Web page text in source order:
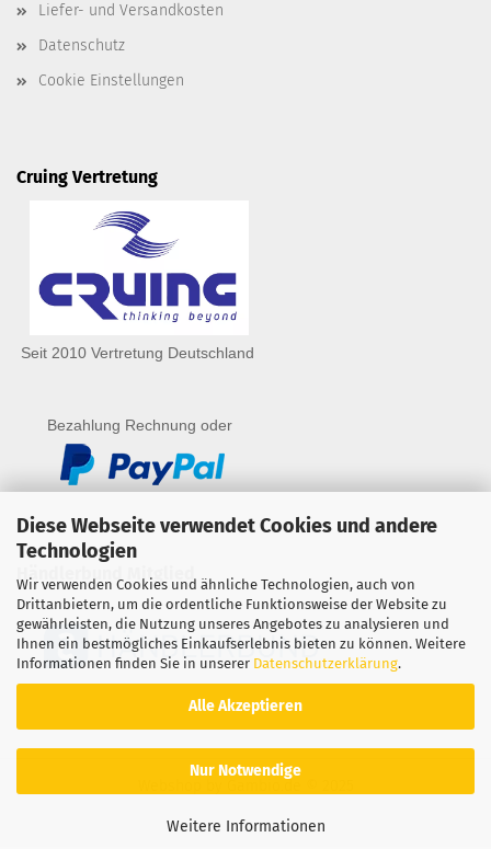
Diese Webseite verwendet Cookies und andere
Technologien
Wir verwenden Cookies und ähnliche Technologien, auch von
Drittanbietern, um die ordentliche Funktionsweise der Website zu
gewährleisten, die Nutzung unseres Angebotes zu analysieren und
Ihnen ein bestmögliches Einkaufserlebnis bieten zu können. Weitere
Informationen finden Sie in unserer Datenschutzerklärung.
Alle Akzeptieren
Nur Notwendige
Weitere Informationen
Liefer- und Versandkosten
Datenschutz
Cookie Einstellungen
Cruing Vertretung
Seit 2010 Vertretung Deutschland
Bezahlung Rechnung oder
Händlerbund Mitglied